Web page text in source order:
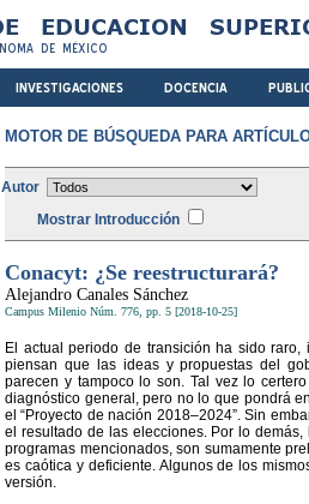
MOTOR DE BÚSQUEDA PARA
Autor
Mostrar Introducción
Conacyt: ¿Se reestructurará?
Alejandro Canales Sánchez
Campus Milenio Núm. 776, pp. 5 [2018-10-25]
El actual periodo de transición ha sido
piensan que las ideas y propuestas del
parecen y tampoco lo son. Tal vez lo
diagnóstico general, pero no lo que pondrá
el “Proyecto de nación 2018–2024”. Sin
el resultado de las elecciones. Por lo
programas mencionados, son sumamente
es caótica y deficiente. Algunos de los
versión.